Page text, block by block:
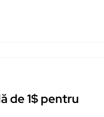
de 1$ pentru